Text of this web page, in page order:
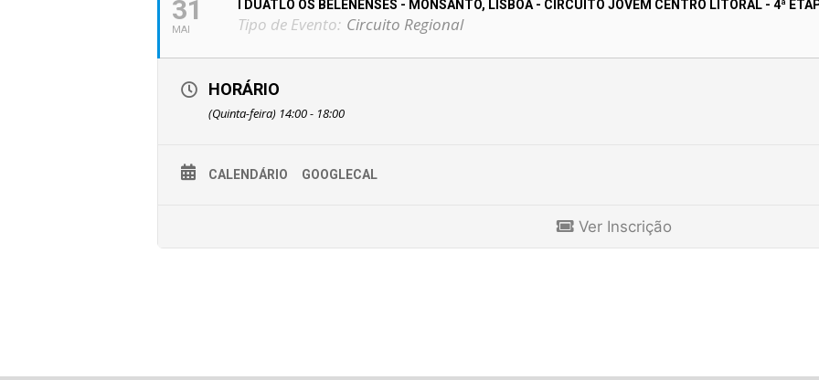
31
MAI
I DUATLO OS BELENENSES - MONSANTO, LISBOA - CIRCUITO JOVEM CENTRO LITORAL - 4ª
Tipo de Evento: Circuito Regional
HORÁRIO
(Quinta-feira) 14:00 - 18:00
CALENDÁRIO GOOGLECAL
Ver Inscrição